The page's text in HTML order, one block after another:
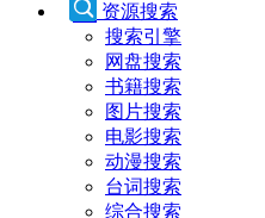
资源搜索
搜索引擎
网盘搜索
书籍搜索
图片搜索
电影搜索
动漫搜索
台词搜索
综合搜索